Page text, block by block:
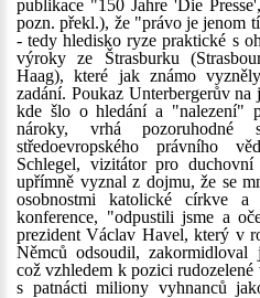
publikace "150 Jahre 'Die
pozn. překl.), že "právo je jenom
- tedy hledisko ryze praktické s
výroky ze Štrasburku
Haag), které jak známo
zadání. Poukaz Unterbergerův
kde šlo o hledání a "nalezení"
nároky, vrhá pozoruhodné
středoevropského právního
Schlegel, vizitátor pro
upřímně vyznal z dojmu, že se
osobnostmi katolické církve a
konference, "odpustili jsme a
prezident Václav Havel, který v
Němců odsoudil, zakormidloval
což vzhledem k pozici
s patnácti miliony vyhnanců